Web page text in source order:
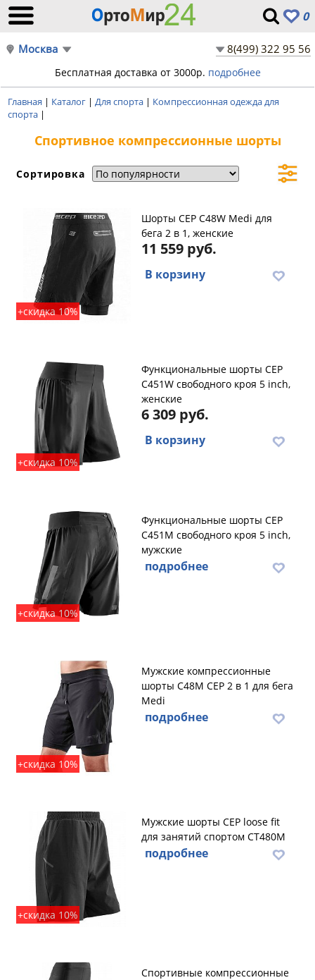
0
Москва 8(499) 322 95 56
Бесплатная доставка от 3000р. подробнее
Главная | Каталог | Для спорта | Компрессионная одежда для
спорта |
Спортивное компрессионные шорты
Сортировка
+скидка 10%
Шорты CEP C48W Medi для
бега 2 в 1, женские
11 559 руб.
В корзину
+скидка 10%
Функциональные шорты CEP
C451W свободного кроя 5 inch,
женские
6 309 руб.
В корзину
+скидка 10%
Функциональные шорты CEP
C451M свободного кроя 5 inch,
мужские
подробнее
+скидка 10%
Мужские компрессионные
шорты C48M CEP 2 в 1 для бега
Medi
подробнее
+скидка 10%
Мужские шорты CEP loose fit
для занятий спортом CT480M
подробнее
Спортивные компрессионные